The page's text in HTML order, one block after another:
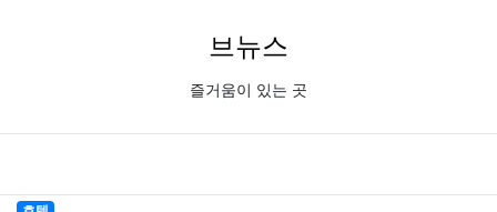
브뉴스
즐거움이 있는 곳